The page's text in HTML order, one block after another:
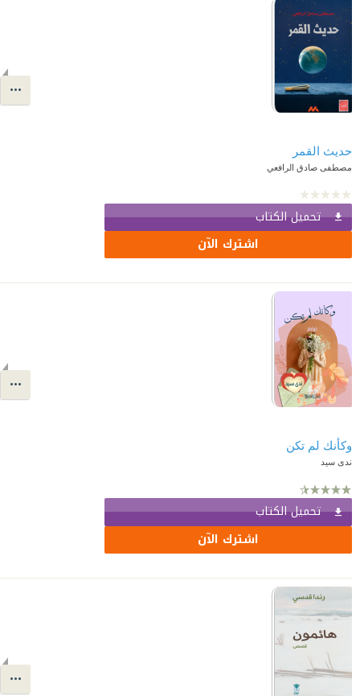
حديث القمر
مصطفى صادق الرافعي
تحميل الكتاب
اشترك الآن
وكأنك لم تكن
ندى سيد
تحميل الكتاب
اشترك الآن